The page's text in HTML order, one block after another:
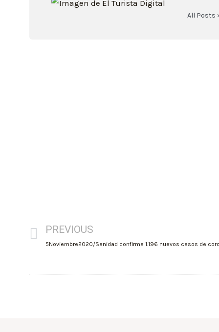
All Posts
PREVIOUS